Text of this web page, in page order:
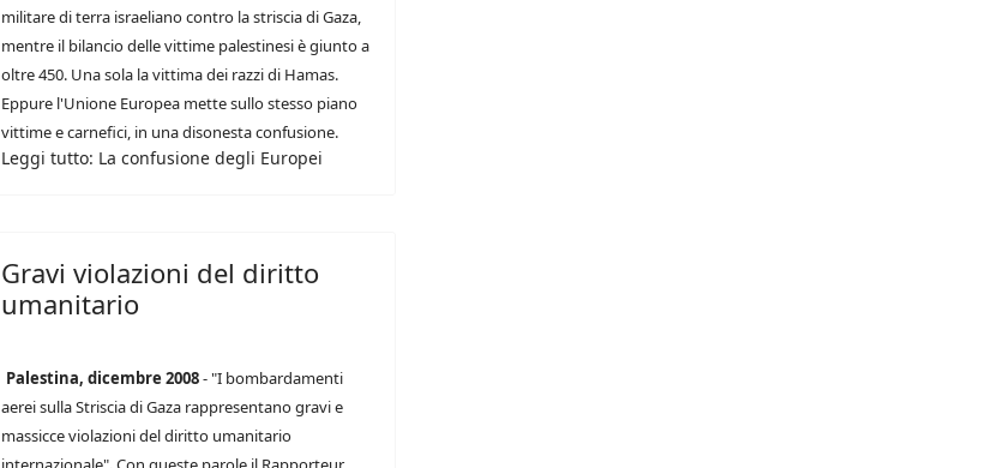
militare di terra israeliano contro la striscia di Gaza,
mentre il bilancio delle vittime palestinesi è giunto a
oltre 450. Una sola la vittima dei razzi di Hamas.
Eppure l'Unione Europea mette sullo stesso piano
vittime e carnefici, in una disonesta confusione.
Leggi tutto: La confusione degli Europei
Gravi violazioni del diritto
umanitario
Palestina, dicembre 2008- "I bombardamenti
aerei sulla Striscia di Gaza rappresentano gravi e
massicce violazioni del diritto umanitario